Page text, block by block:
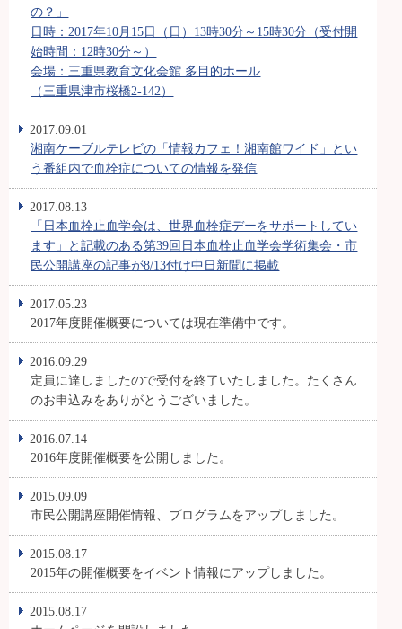
の？」
日時：2017年10月15日（日）13時30分～15時30分（受付開
始時間：12時30分～）
会場：三重県教育文化会館 多目的ホール
（三重県津市桜橋2-142）
2017.09.01
湘南ケーブルテレビの「情報カフェ！湘南館ワイド」とい
う番組内で血栓症についての情報を発信
2017.08.13
「日本血栓止血学会は、世界血栓症デーをサポートしてい
ます」と記載のある第39回日本血栓止血学会学術集会・市
民公開講座の記事が8/13付け中日新聞に掲載
2017.05.23
2017年度開催概要については現在準備中です。
2016.09.29
定員に達しましたので受付を終了いたしました。たくさん
のお申込みをありがとうございました。
2016.07.14
2016年度開催概要を公開しました。
2015.09.09
市民公開講座開催情報、プログラムをアップしました。
2015.08.17
2015年の開催概要をイベント情報にアップしました。
2015.08.17